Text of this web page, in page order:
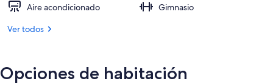
Aire acondicionado
Gimnasio
Ver todos
Opciones de habitación